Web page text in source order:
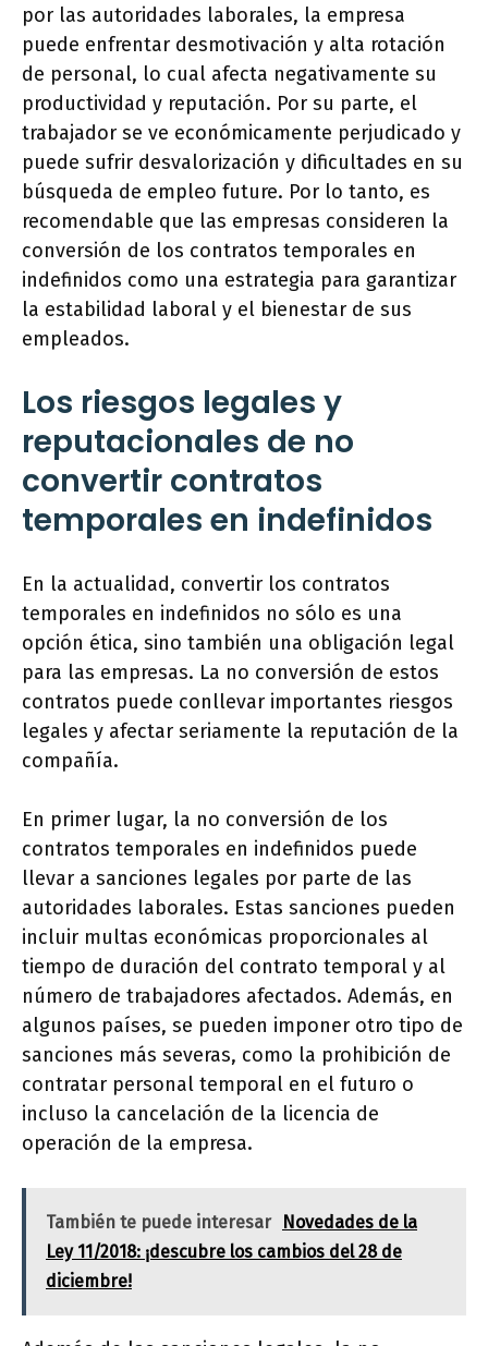
por las autoridades laborales, la empresa
puede enfrentar desmotivación y alta rotación
de personal, lo cual afecta negativamente su
productividad y reputación. Por su parte, el
trabajador se ve económicamente perjudicado y
puede sufrir desvalorización y dificultades en su
búsqueda de empleo future. Por lo tanto, es
recomendable que las empresas consideren la
conversión de los contratos temporales en
indefinidos como una estrategia para garantizar
la estabilidad laboral y el bienestar de sus
empleados.
Los riesgos legales y
reputacionales de no
convertir contratos
temporales en indefinidos
En la actualidad, convertir los contratos
temporales en indefinidos no sólo es una
opción ética, sino también una obligación legal
para las empresas. La no conversión de estos
contratos puede conllevar importantes riesgos
legales y afectar seriamente la reputación de la
compañía.
En primer lugar, la no conversión de los
contratos temporales en indefinidos puede
llevar a sanciones legales por parte de las
autoridades laborales. Estas sanciones pueden
incluir multas económicas proporcionales al
tiempo de duración del contrato temporal y al
número de trabajadores afectados. Además, en
algunos países, se pueden imponer otro tipo de
sanciones más severas, como la prohibición de
contratar personal temporal en el futuro o
incluso la cancelación de la licencia de
operación de la empresa.
También te puede interesar
Novedades de la
Ley 11/2018: ¡descubre los cambios del 28 de
diciembre!